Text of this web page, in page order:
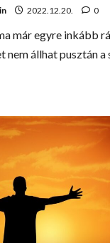
2022.12.20. 0
már egyre inkább
állhat pusztán a